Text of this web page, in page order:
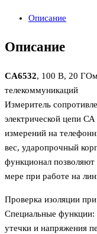
Описание
Описание
CA6532, 100 В, 20
телекоммуникаций
Измеритель
электрической цепи
измерений на
вес, ударопрочный
функционал
мере при работе на
Проверка изоляции
Специальные функции:
утечки и напряжения